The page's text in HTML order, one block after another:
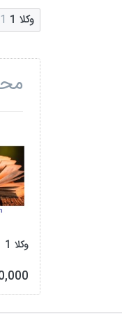
وکلا 1 1
وکلا 1